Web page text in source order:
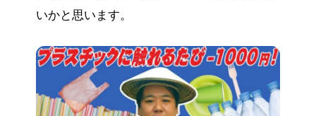
いかと思います。